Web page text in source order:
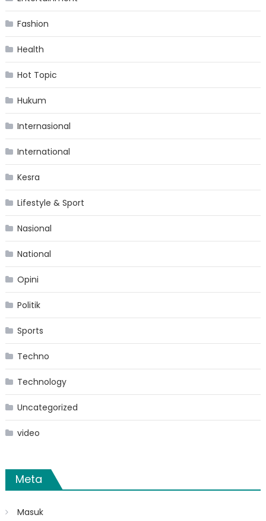
Fashion
Health
Hot Topic
Hukum
Internasional
International
Kesra
Lifestyle & Sport
Nasional
National
Opini
Politik
Sports
Techno
Technology
Uncategorized
video
Meta
Masuk